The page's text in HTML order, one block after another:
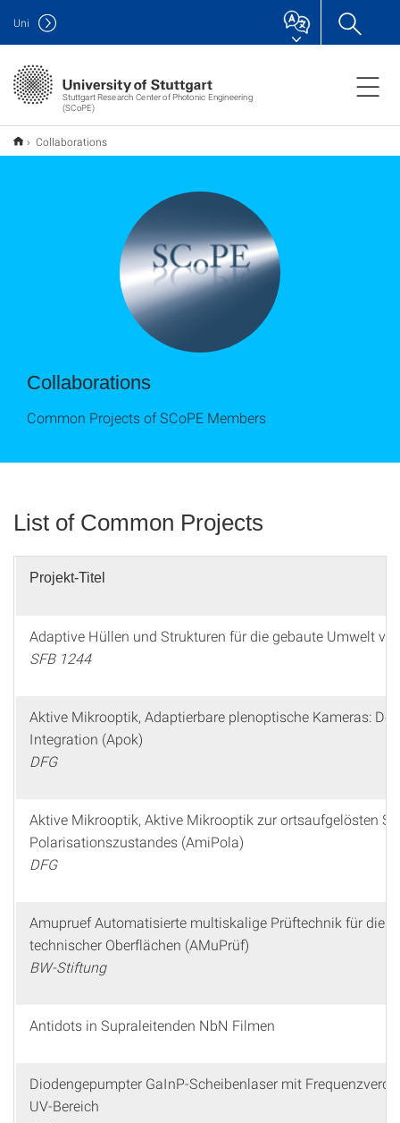
Stuttgart Research Center of Photonic Engineering
(SCoPE)
Uni
Collaborations
Collaborations
Common Projects of SCoPE Members
List of Common Projects
Projekt-Titel
Adaptive Hüllen und Strukturen für die gebaute Umwelt
SFB 1244
Aktive Mikrooptik, Adaptierbare plenoptische Kameras:
Integration (Apok)
DFG
Aktive Mikrooptik, Aktive Mikrooptik zur ortsaufgelösten
Polarisationszustandes (AmiPola)
DFG
Amupruef Automatisierte multiskalige Prüftechnik für die
technischer Oberflächen (AMuPrüf)
BW-Stiftung
Antidots in Supraleitenden NbN Filmen
Diodengepumpter GaInP-Scheibenlaser mit
UV-Bereich